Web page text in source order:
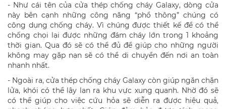
- Như cái tên của cửa thép chống cháy Galaxy, dòng cửa
này bên cạnh những công năng “phổ thông” chúng có
công dụng chống cháy. Vì chúng được thiết kế để có thể
chống chọi lại được những đám cháy lớn trong 1 khoảng
thời gian. Qua đó sẽ có thể đủ để giúp cho những người
không may gặp nạn sẽ có thể di chuyển đến nơi an toàn
nhanh nhất.
- Ngoài ra, cửa thép chống cháy Galaxy còn giúp ngăn chặn
lửa, khói có thể lây lan ra khu vực xung quanh. Nhờ đó sẽ
có thể giúp cho việc cứu hỏa sẽ diễn ra được hiệu quả,